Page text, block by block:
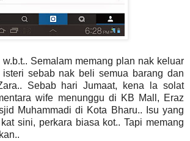
Semalam memang plan nak keluar
sebab nak beli semua barang dan
Sebab hari Jumaat, kena la solat
wife menunggu di KB Mall, Eraz
Muhammadi di Kota Bharu.. Isu yang
sini, perkara biasa kot.. Tapi memang